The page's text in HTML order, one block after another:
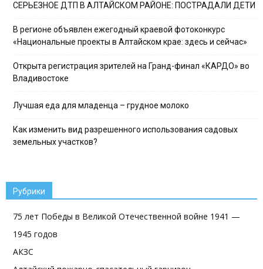
СЕРЬЕЗНОЕ ДТП В АЛТАЙСКОМ РАЙОНЕ: ПОСТРАДАЛИ ДЕТИ
В регионе объявлен ежегодный краевой фотоконкурс
«Национальные проекты в Алтайском крае: здесь и сейчас»
Открыта регистрация зрителей на Гранд-финал «КАРДО» во
Владивостоке
Лучшая еда для младенца – грудное молоко
Как изменить вид разрешенного использования садовых
земельных участков?
Рубрики
75 лет Победы в Великой Отечественной войне 1941 —
1945 годов
АКЗС